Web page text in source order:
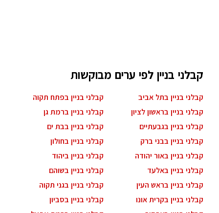
קבלני בניין לפי ערים מבוקשות
קבלני בניין בתל אביב
קבלני בניין בפתח תקוה
קבלני בניין בראשון לציון
קבלני בניין ברמת גן
קבלני בניין בגבעתיים
קבלני בניין בבת ים
קבלני בניין בבני ברק
קבלני בניין בחולון
קבלני בניין באור יהודה
קבלני בניין ביהוד
קבלני בניין באלעד
קבלני בניין בשוהם
קבלני בניין בראש העין
קבלני בניין בגני תקוה
קבלני בניין בקרית אונו
קבלני בניין בסביון